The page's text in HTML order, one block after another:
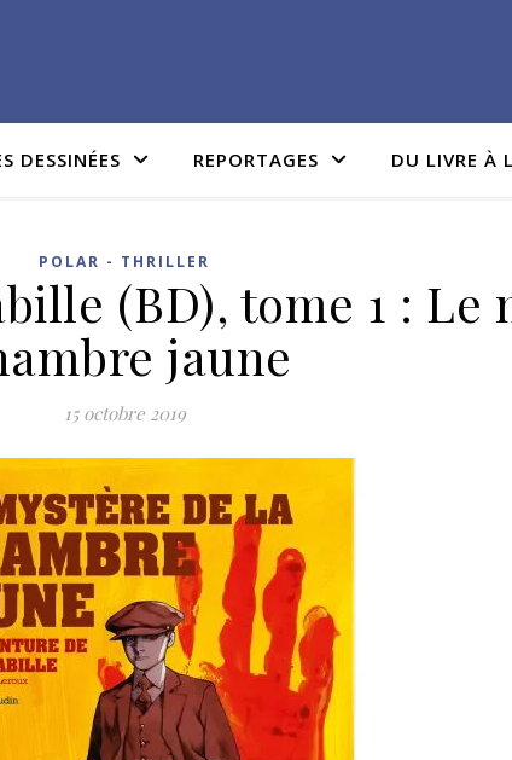
DESSINÉES REPORTAGES DU LIVRE À
POLAR - THRILLER
(BD), tome 1 : Le
jaune
15 octobre 2019